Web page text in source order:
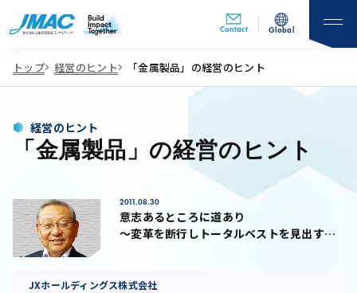
Contact Global
トップ 経営のヒント 「金属製品」の経営のヒント
経営のヒント
「金属製品」の経営のヒント
意志あるところに道あり
～変革を断行しトータルベストを見出すた
2011.08.30
JXホールディングス株式会社